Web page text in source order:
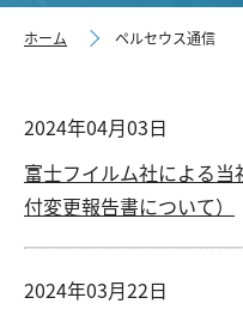
ホーム ペルセウス通信
2024年04月03日
富士フイルム社による
付変更報告書について）
2024年03月22日